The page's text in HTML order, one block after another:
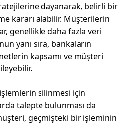
dayanarak, belirli bir
kararı alabilir. Müşterilerin
genellikle daha fazla veri
yanı sıra, bankaların
kapsamı ve müşteri
işlemlerin silinmesi için
talepte bulunması da
geçmişteki bir işleminin